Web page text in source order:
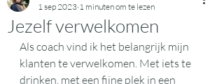
Jezelf verwelkomen
1 sep 2023 1 minuten om te lezen
Als coach vind ik het belangrijk mijn
klanten te verwelkomen. Met iets te
drinken, met een fijne plek in een